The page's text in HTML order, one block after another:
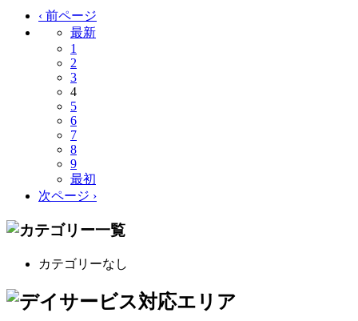
‹ 前ページ
最新
1
2
3
4
5
6
7
8
9
最初
次ページ ›
カテゴリーなし